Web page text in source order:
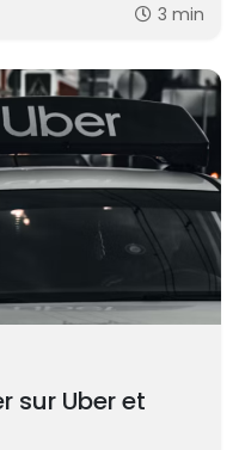
3 min
sur Uber et